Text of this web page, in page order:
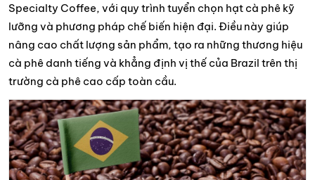
Specialty Coffee, với quy trình tuyển chọn hạt cà phê kỹ
lưỡng và phương pháp chế biến hiện đại. Điều này giúp
nâng cao chất lượng sản phẩm, tạo ra những thương hiệu
cà phê danh tiếng và khẳng định vị thế của Brazil trên thị
trường cà phê cao cấp toàn cầu.